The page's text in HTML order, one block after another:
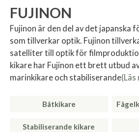
FUJINON
Fujinon är den del av det japanska
som tillverkar optik. Fujinon
satelliter till optik för
kikare har Fujinon ett brett utbud
marinkikare och stabiliserande(Läs
Båtkikare
Stabiliserande kikare